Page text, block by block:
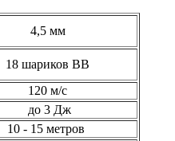
4,5 мм
18 шариков ВВ
120 м/с
до 3 Дж
10 - 15 метров